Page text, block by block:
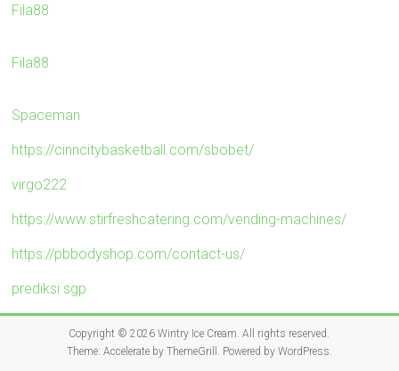
Fila88
Fila88
Spaceman
https://cinncitybasketball.com/sbobet/
virgo222
https://www.stirfreshcatering.com/vending-machines/
https://pbbodyshop.com/contact-us/
prediksi sgp
Copyright © 2026Wintry Ice Cream . All rights reserved.
Theme: Accelerateby ThemeGrill. Powered by WordPress